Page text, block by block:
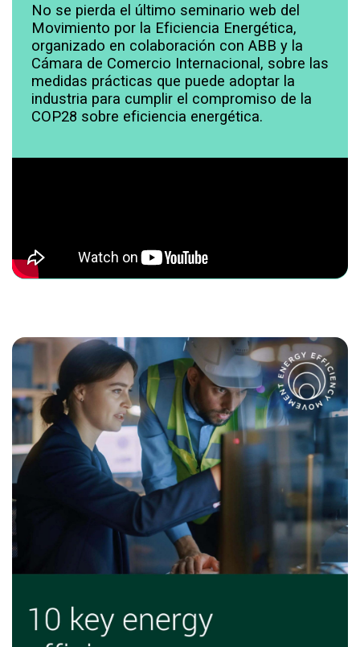
No se pierda el último seminario web del
Movimiento por la Eficiencia Energética,
organizado en colaboración con ABB y la
Cámara de Comercio Internacional, sobre las
medidas prácticas que puede adoptar la
industria para cumplir el compromiso de la
COP28 sobre eficiencia energética.